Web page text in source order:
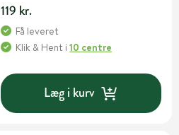
119 kr.
Få leveret
Klik & Hent i10 centre
Læg i kurv